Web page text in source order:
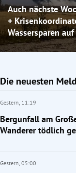
Auch nächste
+
Wassersparen auf
Die neuesten
Gestern, 11:19
Bergunfall am
Wanderer tödlich
Gestern, 05:00